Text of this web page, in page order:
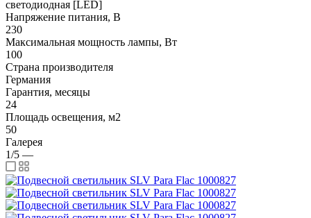
светодиодная [LED]
Напряжение питания, В
230
Максимальная мощность лампы, Вт
100
Страна производителя
Германия
Гарантия, месяцы
24
Площадь освещения, м2
50
Галерея
1/5 —